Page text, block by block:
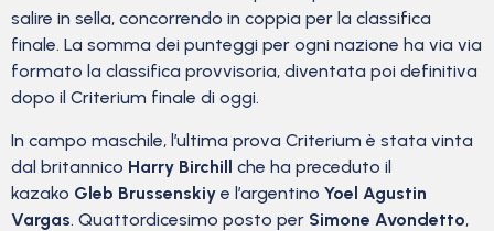
salire in sella, concorrendo in coppia per la classifica
finale. La somma dei punteggi per ogni nazione ha via via
formato la classifica provvisoria, diventata poi definitiva
dopo il Criterium finale di oggi.
In campo maschile, l’ultima prova Criterium è stata vinta
dal britannico Harry Birchill che ha preceduto il
kazako Gleb Brussenskiy e l’argentino Yoel Agustin
Vargas. Quattordicesimo posto per Simone Avondetto,